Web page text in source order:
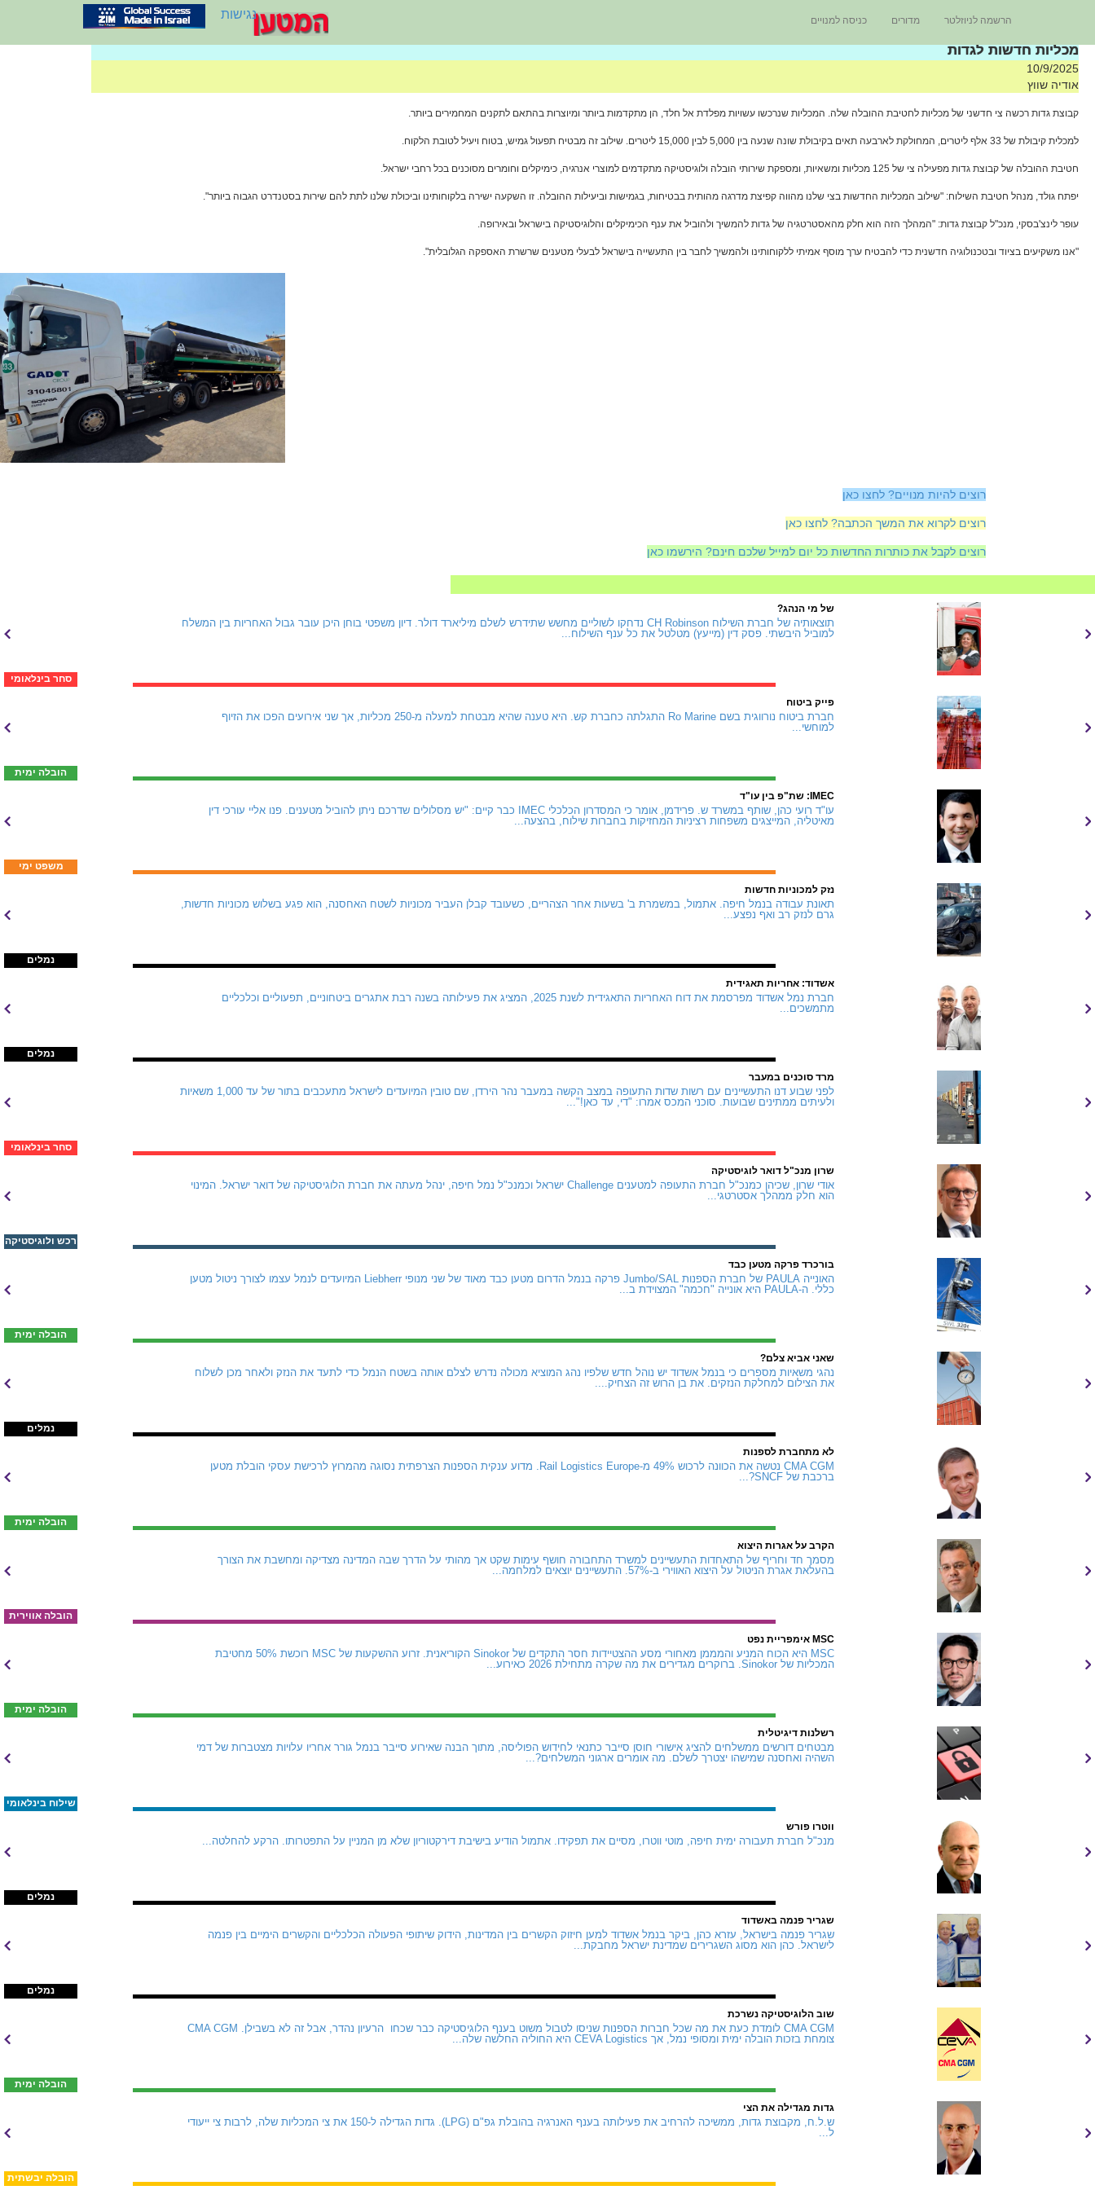
נגישות כניסה למנויים מדורים הרשמה לניוזלטר
מכליות חדשות לגדות
10/9/2025
אודיה שווץ
קבוצת גדות רכשה צי חדשני של מכליות לחטיבת ההובלה שלה. המכליות שנרכשו עשויות מפלדת אל חלד, הן מתקדמות ביותר ומיוצרות בהתאם לתקנים המחמירים ביותר.
למכלית קיבולת של 33 אלף ליטרים, המחולקת לארבעה תאים בקיבולת שונה שנעה בין 5,000 לבין 15,000 ליטרים. שילוב זה מבטיח תפעול גמיש, בטוח ויעיל לטובת הלקוח.
חטיבת ההובלה של קבוצת גדות מפעילה צי של 125 מכליות ומשאיות, ומספקת שירותי הובלה ולוגיסטיקה מתקדמים למוצרי אנרגיה, כימיקלים וחומרים מסוכנים בכל רחבי ישראל.
יפתח גולד, מנהל חטיבת השילוח: "שילוב המכליות החדשות בצי שלנו מהווה קפיצת מדרגה מהותית בבטיחות, בגמישות וביעילות ההובלה. זו השקעה ישירה בלקוחותינו וביכולת שלנו לתת להם שירות בסטנדרט הגבוה ביותר".
עופר לינצ'בסקי, מנכ"ל קבוצת גדות: "המהלך הזה הוא חלק מהאסטרטגיה של גדות להמשיך ולהוביל את ענף הכימיקלים והלוגיסטיקה בישראל ובאירופה.
"אנו משקיעים בציוד ובטכנולוגיה חדשנית כדי להבטיח ערך מוסף אמיתי ללקוחותינו ולהמשיך לחבר בין התעשייה בישראל לבעלי מטענים שרשרת האספקה הגלובלית".
רוצים להיות מנויים? לחצו כאן
רוצים לקרוא את המשך הכתבה? לחצו כאן
רוצים לקבל את כותרות החדשות כל יום למייל שלכם חינם? הירשמו כאן
סחר בינלאומי
של מי הנהג?
תוצאותיה של חברת השילוח CH Robinson נדחקו לשוליים מחשש שתידרש לשלם מיליארד דולר. דיון משפטי בוחן היכן עובר גבול האחריות בין המשלח
למוביל היבשתי. פסק דין (מייעץ) מטלטל את כל ענף השילוח...
הובלה ימית
פייק ביטוח
חברת ביטוח נורווגית בשם Ro Marine התגלתה כחברת קש. היא טענה שהיא מבטחת למעלה מ-250 מכליות, אך שני אירועים הפכו את הזיוף
למוחשי...
משפט ימי
IMEC: שת"פ בין עו"ד
עו"ד רועי כהן, שותף במשרד ש. פרידמן, אומר כי המסדרון הכלכלי IMEC כבר קיים: "יש מסלולים שדרכם ניתן להוביל מטענים. פנו אליי עורכי דין
מאיטליה, המייצגים משפחות רציניות המחזיקות בחברות שילוח, בהצעה...
נמלים
נזק למכוניות חדשות
תאונת עבודה בנמל חיפה. אתמול, במשמרת ב' בשעות אחר הצהריים, כשעובד קבלן העביר מכוניות לשטח האחסנה, הוא פגע בשלוש מכוניות חדשות,
גרם לנזק רב ואף נפצע...
נמלים
אשדוד: אחריות תאגידית
חברת נמל אשדוד מפרסמת את דוח האחריות התאגידית לשנת 2025, המציג את פעילותה בשנה רבת אתגרים ביטחוניים, תפעוליים וכלכליים
מתמשכים...
סחר בינלאומי
מרד סוכנים במעבר
לפני שבוע דנו התעשיינים עם רשות שדות התעופה במצב הקשה במעבר נהר הירדן, שם טובין המיועדים לישראל מתעכבים בתור של עד 1,000 משאיות
ולעיתים ממתינים שבועות. סוכני המכס אמרו: "די, עד כאן!"...
רכש ולוגיסטיקה
שרון מנכ"ל דואר לוגיסטיקה
אודי שרון, שכיהן כמנכ"ל חברת התעופה למטענים Challenge ישראל וכמנכ"ל נמל חיפה, ינהל מעתה את חברת הלוגיסטיקה של דואר ישראל. המינוי
הוא חלק ממהלך אסטרטגי...
הובלה ימית
בורכרד פרקה מטען כבד
האונייה PAULA של חברת הספנות Jumbo/SAL פרקה בנמל הדרום מטען כבד מאוד של שני מנופי Liebherr המיועדים לנמל עצמו לצורך ניטול מטען
כללי. ה-PAULA היא אונייה "חכמה" המצוידת ב...
נמלים
שאני אביא צלם?
נהגי משאיות מספרים כי בנמל אשדוד יש נוהל חדש שלפיו נהג המוציא מכולה נדרש לצלם אותה בשטח הנמל כדי לתעד את הנזק ולאחר מכן לשלוח
את הצילום למחלקת הנזקים. את בן הרוש זה הצחיק....
הובלה ימית
לא מתחברת לספנות
CMA CGM נטשה את הכוונה לרכוש 49% מ-Rail Logistics Europe. מדוע ענקית הספנות הצרפתית נסוגה מהמרוץ לרכישת עסקי הובלת מטען
ברכבת של SNCF?...
הובלה אווירית
הקרב על אגרות היצוא
מסמך חד וחריף של התאחדות התעשיינים למשרד התחבורה חושף עימות שקט אך מהותי על הדרך שבה המדינה מצדיקה ומחשבת את הצורך
בהעלאת אגרת הניטול על היצוא האווירי ב-57%. התעשיינים יוצאים למלחמה...
הובלה ימית
MSC אימפריית נפט
MSC היא הכוח המניע והמממן מאחורי מסע ההצטיידות חסר התקדים של Sinokor הקוריאנית. זרוע ההשקעות של MSC רוכשת 50% מחטיבת
המכליות של Sinokor. ברוקרים מגדירים את מה שקרה מתחילת 2026 כאירוע...
שילוח בינלאומי
רשלנות דיגיטלית
מבטחים דורשים ממשלחים להציג אישורי חוסן סייבר כתנאי לחידוש הפוליסה, מתוך הבנה שאירוע סייבר בנמל גורר אחריו עלויות מצטברות של דמי
השהיה ואחסנה שמישהו יצטרך לשלם. מה אומרים ארגוני המשלחים?...
נמלים
ווטרו פורש
מנכ"ל חברת תעבורה ימית חיפה, מוטי ווטרו, מסיים את תפקידו. אתמול הודיע בישיבת דירקטוריון שלא מן המניין על התפטרותו. הרקע להחלטה...
נמלים
שגריר פנמה באשדוד
שגריר פנמה בישראל, עזרא כהן, ביקר בנמל אשדוד למען חיזוק הקשרים בין המדינות, הידוק שיתופי הפעולה הכלכליים והקשרים הימיים בין פנמה
לישראל. כהן הוא מסוג השגרירים שמדינת ישראל מחבקת...
הובלה ימית
שוב הלוגיסטיקה נשרכת
CMA CGM לומדת כעת את מה שכל חברות הספנות שניסו לטבול משוט בענף הלוגיסטיקה כבר שכחו  הרעיון נהדר, אבל זה לא בשבילן. CMA CGM
צומחת בזכות הובלה ימית ומסופי נמל, אך CEVA Logistics היא החוליה החלשה שלה...
הובלה יבשתית
גדות מגדילה את הצי
ש.ל.ח, מקבוצת גדות, ממשיכה להרחיב את פעילותה בענף האנרגיה בהובלת גפ"ם (LPG). גדות הגדילה ל-150 את צי המכליות שלה, לרבות צי ייעודי
ל...